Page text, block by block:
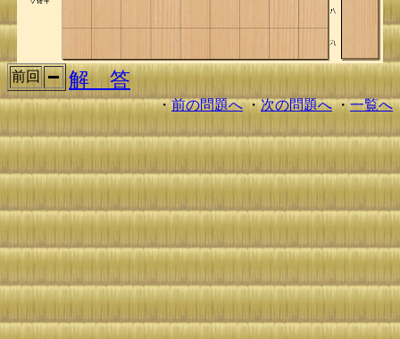
前回 解 答
・前の問題へ・次の問題へ・一覧へ